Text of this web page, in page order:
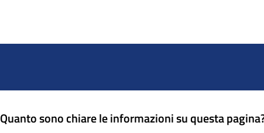
Quanto sono chiare le informazioni su questa